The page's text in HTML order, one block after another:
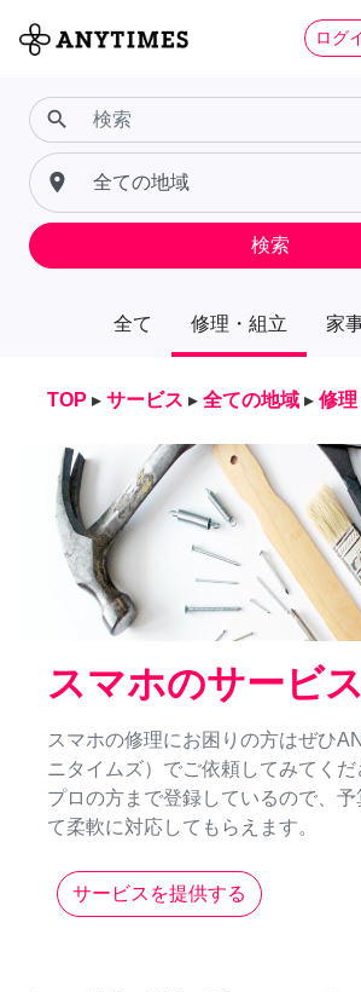
ログ
全て 修理・組立 家
search
place
検索
TOP ▸ サービス ▸ 全ての地域 ▸ 修理
スマホのサービス
スマホの修理にお困りの方はぜひ
ニタイムズ）でご依頼してみてく
プロの方まで登録しているので、
て柔軟に対応してもらえます。
サービスを提供する